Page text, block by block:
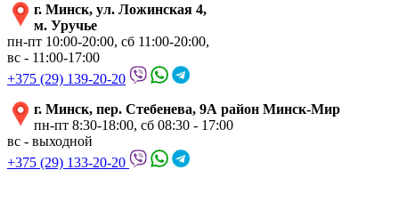
г. Минск, ул. Ложинская 4,
м. Уручье
пн-пт 10:00-20:00, сб 11:00-20:00,
вс - 11:00-17:00
+375 (29) 139-20-20
г. Минск, пер. Стебенева, 9А район Минск-Мир
пн-пт 8:30-18:00, сб 08:30 - 17:00
вс - выходной
+375 (29) 133-20-20